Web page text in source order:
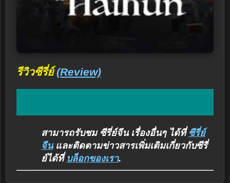
รีวิวซีรี่ย์(Review)
สามารถรับชม ซีรี่ย์จีน เรื่องอื่นๆ ได้ที่ ซีรี่ย์
จีนและติดตามข่าวสารเพิ่มเติมเกี่ยวกับซีรี่
ย์ได้ที่ บล็อกของเรา.